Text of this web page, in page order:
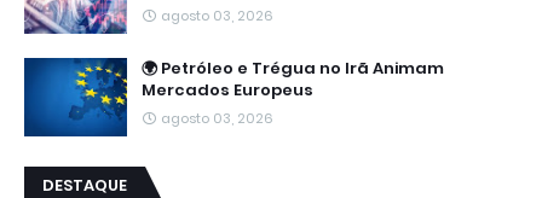
agosto 03, 2026
🌍 Petróleo e Trégua no Irã Animam
Mercados Europeus
agosto 03, 2026
DESTAQUE